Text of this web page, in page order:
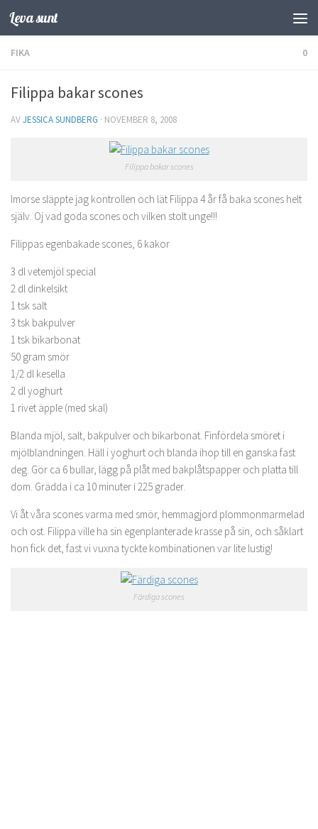
Hoppa till innehåll
Leva sunt
FIKA 0
Filippa bakar scones
AVJESSICA SUNDBERG · NOVEMBER 8, 2008
Filippa bakar scones
Imorse släppte jag kontrollen och lät Filippa 4 år få baka scones helt
själv. Oj vad goda scones och vilken stolt unge!!!
Filippas egenbakade scones, 6 kakor
3 dl vetemjöl special
2 dl dinkelsikt
1 tsk salt
3 tsk bakpulver
1 tsk bikarbonat
50 gram smör
1/2 dl kesella
2 dl yoghurt
1 rivet äpple (med skal)
Blanda mjöl, salt, bakpulver och bikarbonat. Finfördela smöret i
mjölblandningen. Häll i yoghurt och blanda ihop till en ganska fast
deg. Gör ca 6 bullar, lägg på plåt med bakplåtspapper och platta till
dom. Grädda i ca 10 minuter i 225 grader.
Vi åt våra scones varma med smör, hemmagjord plommonmarmelad
och ost. Filippa ville ha sin egenplanterade krasse på sin, och såklart
hon fick det, fast vi vuxna tyckte kombinationen var lite lustig!
Färdiga scones